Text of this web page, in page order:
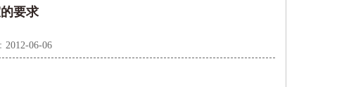
要求
2012-06-06